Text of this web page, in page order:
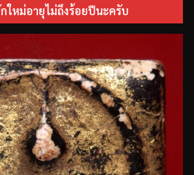
ใหม่อายุไม่ถึงร้อยปีนะครับ